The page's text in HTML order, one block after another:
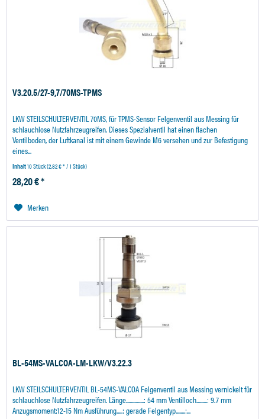
V3.20.5/27-9,7/70MS-TPMS
LKW STEILSCHULTERVENTIL 70MS, für TPMS-Sensor Felgenventil aus Messing für
schlauchlose Nutzfahrzeugreifen. Dieses Spezialventil hat einen flachen
Ventilboden, der Luftkanal ist mit einem Gewinde M6 versehen und zur Befestigung
eines...
Inhalt10 Stück(2,82 € * / 1 Stück)
28,20 € *
Merken
BL-54MS-VALCOA-LM-LKW/V3.22.3
LKW STEILSCHULTERVENTIL BL-54MS-VALCOA Felgenventil aus Messing vernickelt für
schlauchlose Nutzfahrzeugreifen. Länge...............: 54 mm Ventilloch.........: 9.7 mm
Anzugsmoment:12-15 Nm Ausführung.....: gerade Felgentyp........:...